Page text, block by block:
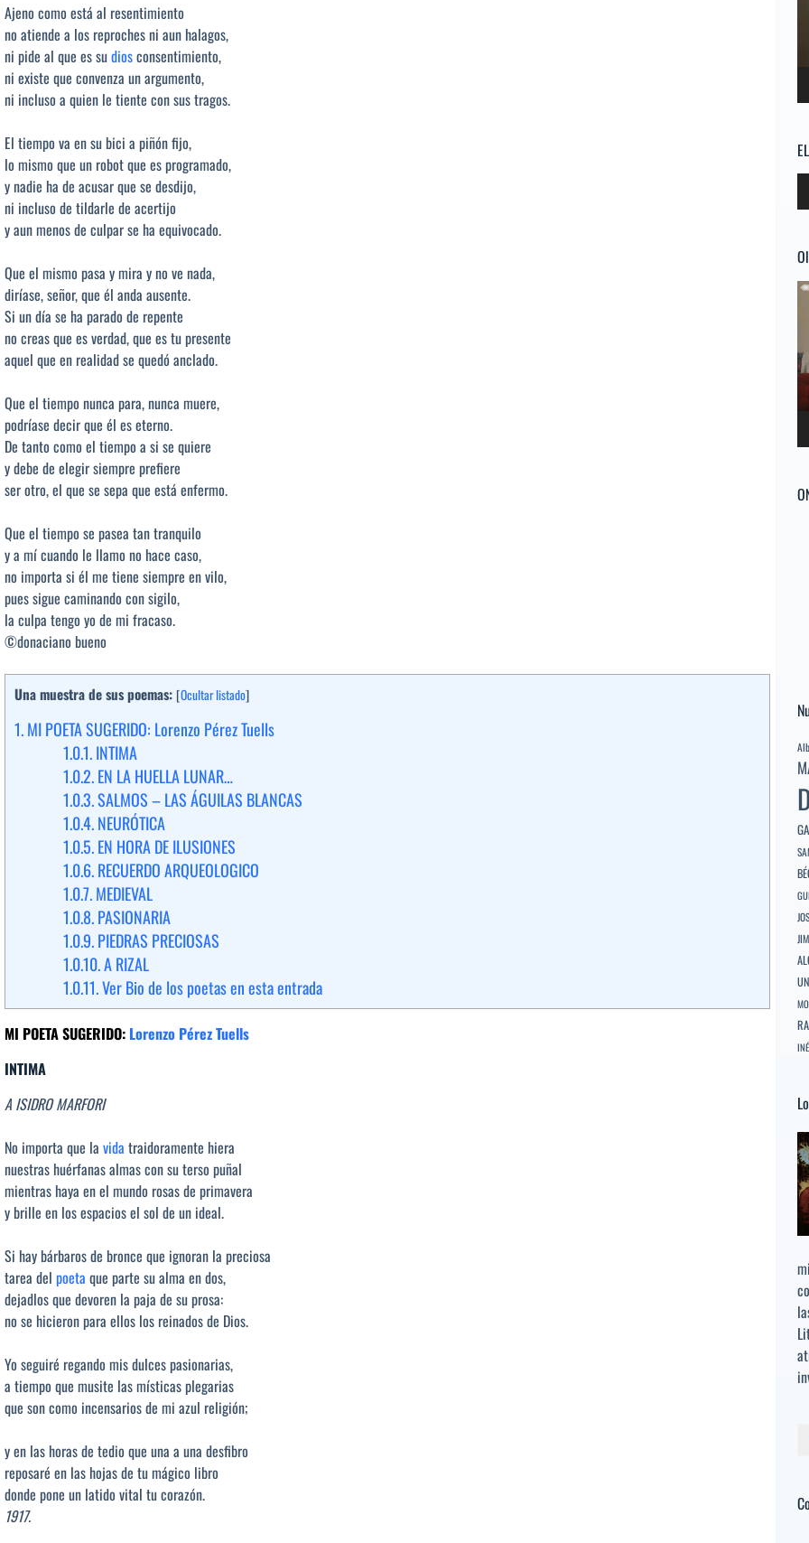
Ajeno como está al resentimiento
no atiende a los reproches ni aun halagos,
ni pide al que es sudiosconsentimiento,
ni existe que convenza un argumento,
ni incluso a quien le tiente con sus tragos.
El tiempo va en su bici a piñón fijo,
lo mismo que un robot que es programado,
y nadie ha de acusar que se desdijo,
ni incluso de tildarle de acertijo
y aun menos de culpar se ha equivocado.
Que el mismo pasa y mira y no ve nada,
diríase, señor, que él anda ausente.
Si un día se ha parado de repente
no creas que es verdad, que es tu presente
aquel que en realidad se quedó anclado.
Que el tiempo nunca para, nunca muere,
podríase decir que él es eterno.
De tanto como el tiempo a si se quiere
y debe de elegir siempre prefiere
ser otro, el que se sepa que está enfermo.
Que el tiempo se pasea tan tranquilo
y a mí cuando le llamo no hace caso,
no importa si él me tiene siempre en vilo,
pues sigue caminando con sigilo,
la culpa tengo yo de mi fracaso.
©donaciano bueno
Una muestra de sus poemas: [Ocultar listado]
1.MI POETA SUGERIDO: Lorenzo Pérez Tuells
1.0.1.INTIMA
1.0.2.EN LA HUELLA LUNAR…
1.0.3.SALMOS – LAS ÁGUILAS BLANCAS
1.0.4.NEURÓTICA
1.0.5.EN HORA DE ILUSIONES
1.0.6.RECUERDO ARQUEOLOGICO
1.0.7.MEDIEVAL
1.0.8.PASIONARIA
1.0.9.PIEDRAS PRECIOSAS
1.0.10.A RIZAL
1.0.11.Ver Bio de los poetas en esta entrada
MI POETA SUGERIDO: Lorenzo Pérez Tuells
INTIMA
A ISIDRO MARFORI
No importa que la vida traidoramente hiera
nuestras huérfanas almas con su terso puñal
mientras haya en el mundo rosas de primavera
y brille en los espacios el sol de un ideal.
Si hay bárbaros de bronce que ignoran la preciosa
tarea del poeta que parte su alma en dos,
dejadlos que devoren la paja de su prosa:
no se hicieron para ellos los reinados de Dios.
Yo seguiré regando mis dulces pasionarias,
a tiempo que musite las místicas plegarias
que son como incensarios de mi azul religión;
y en las horas de tedio que una a una desfibro
reposaré en las hojas de tu mágico libro
donde pone un latido vital tu corazón.
1917.
de